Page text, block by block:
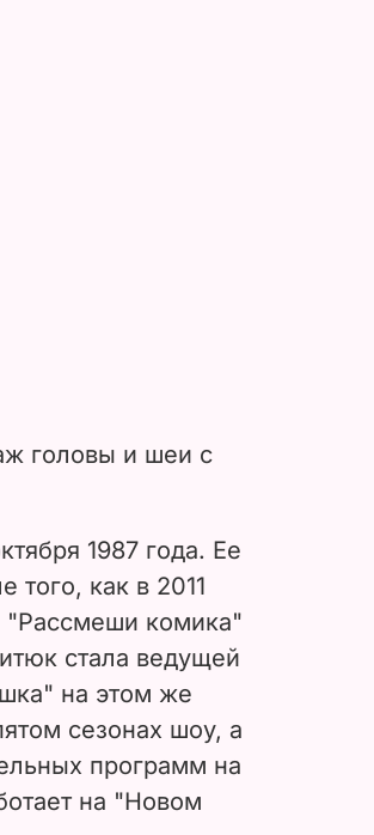
головы и шеи с
1987 года. Ее
того, как в 2011
"Рассмеши комика"
стала ведущей
на этом же
сезонах шоу, а
программ на
на "Новом